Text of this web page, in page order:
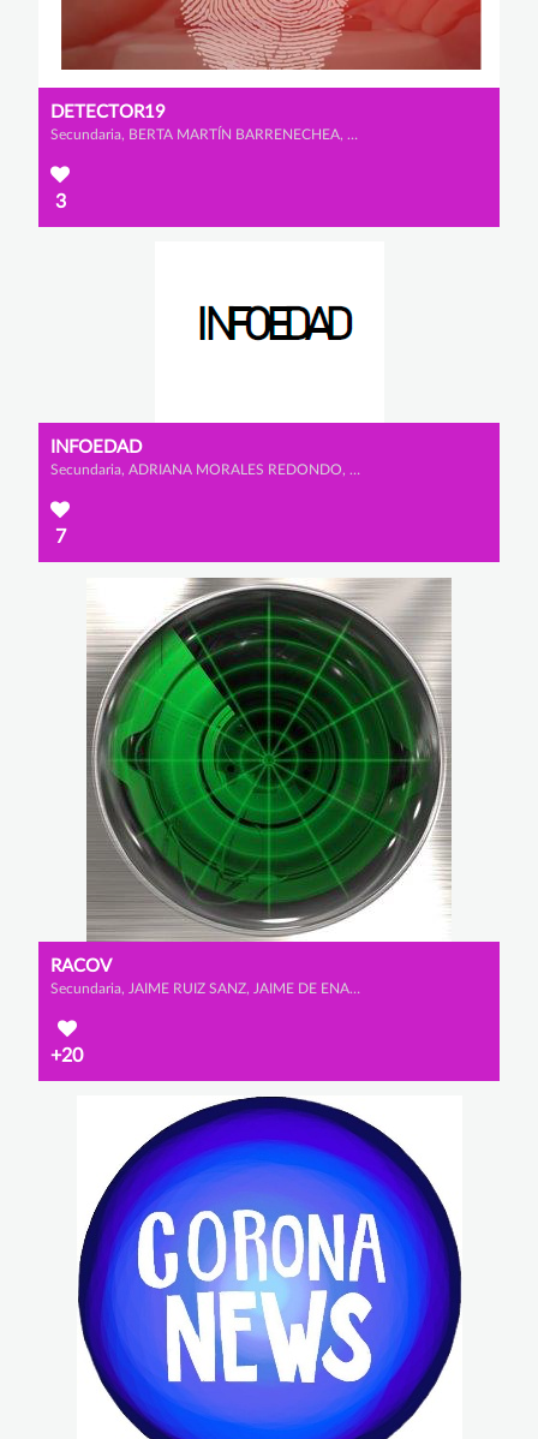
DETECTOR19
Secundaria, BERTA MARTÍN BARRENECHEA, CELIA FLORIANO VELASCO y LUCÍA GONZÁLEZ RAMOS
3
INFOEDAD
Secundaria, ADRIANA MORALES REDONDO, SUSANA VELLÓN MONTES y SOFÍA GIL-MUGARZA GONZÁLEZ
7
RACOV
Secundaria, JAIME RUIZ SANZ, JAIME DE ENA LLOBERA y ÁLVARO GARCÍA GUIMARAENS
+20